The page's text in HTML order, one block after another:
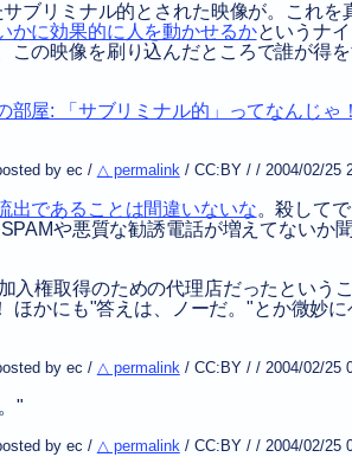
ブリミナル的とされた映像が。これを
かに効果的に人を動かせるかというナ
の映像を刷り込んだところで誰が得
部屋: 「サブリミナル的」ってなんじゃ
by ec / △ permalink/ CC:BY/ / 2004/02/25
出であることは間違いないな。殺して
や悪質な勧誘電話が増えてないか
入権取得のための代理店だったという
ほかにも 答えは、ノーだ。 とか微妙
by ec / △ permalink/ CC:BY/ / 2004/02/25
by ec / △ permalink/ CC:BY/ / 2004/02/25